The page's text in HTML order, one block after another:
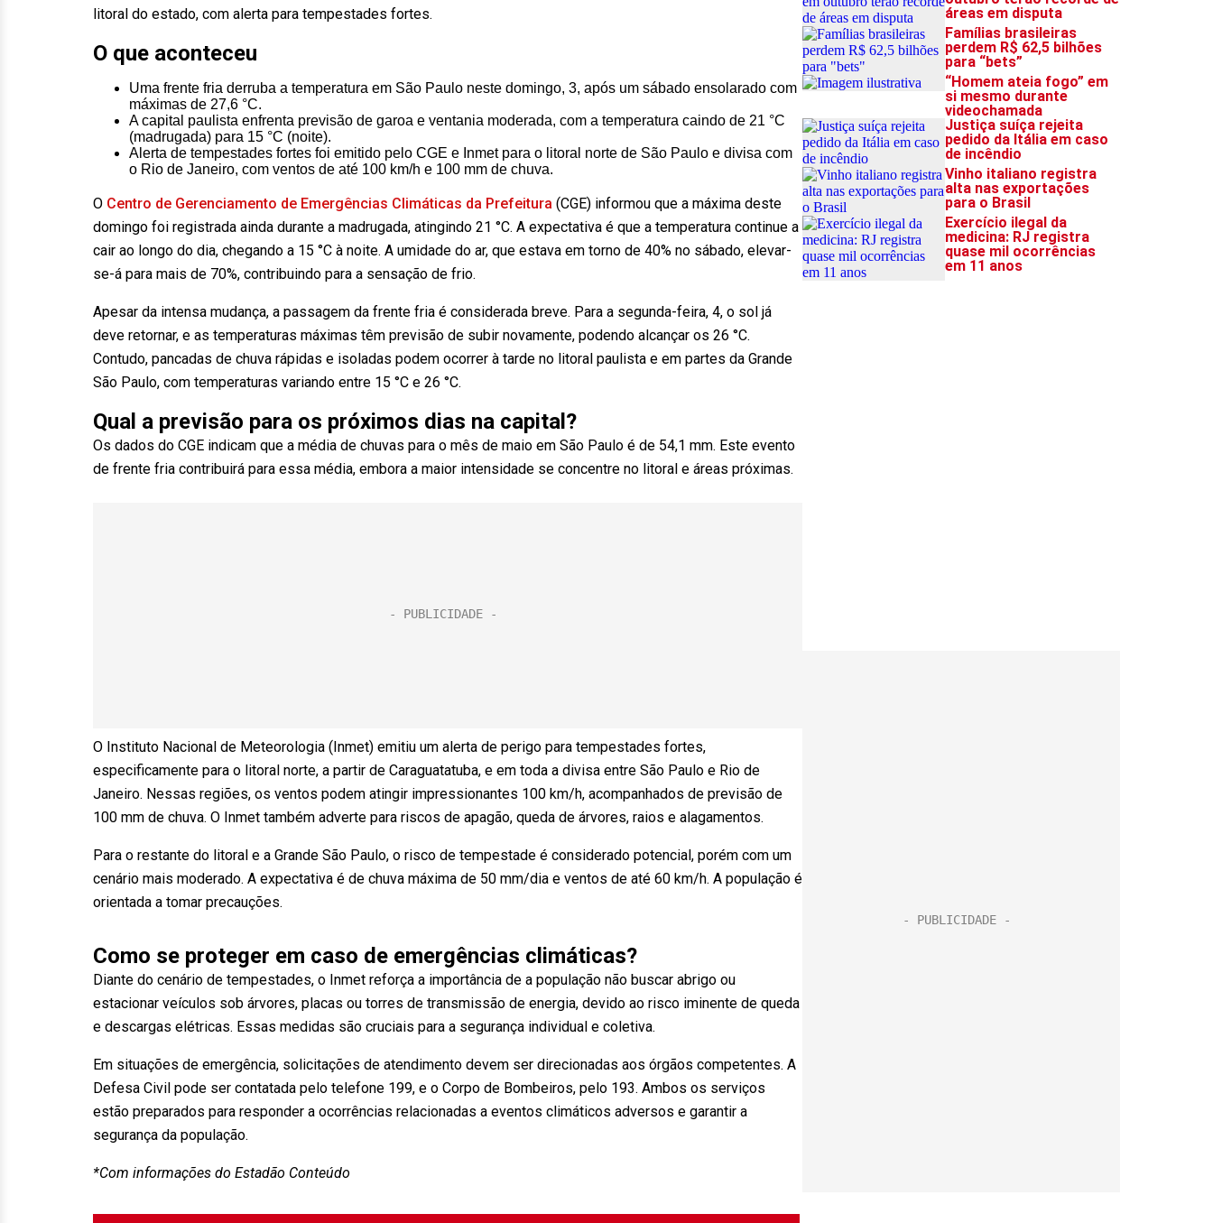
litoral do estado, com alerta para tempestades fortes.
O que aconteceu
Uma frente fria derruba a temperatura em São Paulo neste domingo, 3, após um sábado ensolarado com
máximas de 27,6 °C.
A capital paulista enfrenta previsão de garoa e ventania moderada, com a temperatura caindo de 21 °C
(madrugada) para 15 °C (noite).
Alerta de tempestades fortes foi emitido pelo CGE e Inmet para o litoral norte de São Paulo e divisa com
o Rio de Janeiro, com ventos de até 100 km/h e 100 mm de chuva.
O Centro de Gerenciamento de Emergências Climáticas da Prefeitura (CGE) informou que a máxima deste
domingo foi registrada ainda durante a madrugada, atingindo 21 °C. A expectativa é que a temperatura continue a
cair ao longo do dia, chegando a 15 °C à noite. A umidade do ar, que estava em torno de 40% no sábado, elevar-
se-á para mais de 70%, contribuindo para a sensação de frio.
Apesar da intensa mudança, a passagem da frente fria é considerada breve. Para a segunda-feira, 4, o sol já
deve retornar, e as temperaturas máximas têm previsão de subir novamente, podendo alcançar os 26 °C.
Contudo, pancadas de chuva rápidas e isoladas podem ocorrer à tarde no litoral paulista e em partes da Grande
São Paulo, com temperaturas variando entre 15 °C e 26 °C.
Qual a previsão para os próximos dias na capital?
Os dados do CGE indicam que a média de chuvas para o mês de maio em São Paulo é de 54,1 mm. Este evento
de frente fria contribuirá para essa média, embora a maior intensidade se concentre no litoral e áreas próximas.
O Instituto Nacional de Meteorologia (Inmet) emitiu um alerta de perigo para tempestades fortes,
especificamente para o litoral norte, a partir de Caraguatatuba, e em toda a divisa entre São Paulo e Rio de
Janeiro. Nessas regiões, os ventos podem atingir impressionantes 100 km/h, acompanhados de previsão de
100 mm de chuva. O Inmet também adverte para riscos de apagão, queda de árvores, raios e alagamentos.
Para o restante do litoral e a Grande São Paulo, o risco de tempestade é considerado potencial, porém com um
cenário mais moderado. A expectativa é de chuva máxima de 50 mm/dia e ventos de até 60 km/h. A população é
orientada a tomar precauções.
Como se proteger em caso de emergências climáticas?
Diante do cenário de tempestades, o Inmet reforça a importância de a população não buscar abrigo ou
estacionar veículos sob árvores, placas ou torres de transmissão de energia, devido ao risco iminente de queda
e descargas elétricas. Essas medidas são cruciais para a segurança individual e coletiva.
Em situações de emergência, solicitações de atendimento devem ser direcionadas aos órgãos competentes. A
Defesa Civil pode ser contatada pelo telefone 199, e o Corpo de Bombeiros, pelo 193. Ambos os serviços
estão preparados para responder a ocorrências relacionadas a eventos climáticos adversos e garantir a
segurança da população.
*Com informações do Estadão Conteúdo